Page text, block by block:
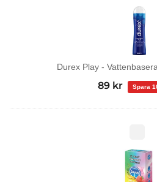
50ml
Durex Play -
Det
priset
89 kr
pack